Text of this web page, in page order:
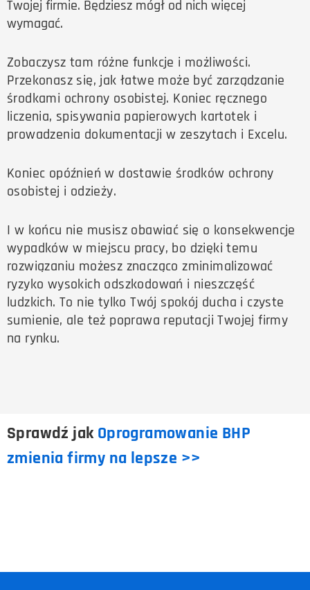
Twojej firmie. Będziesz mógł od nich więcej
wymagać.
Zobaczysz tam różne funkcje i możliwości.
Przekonasz się, jak łatwe może być zarządzanie
środkami ochrony osobistej. Koniec ręcznego
liczenia, spisywania papierowych kartotek i
prowadzenia dokumentacji w zeszytach i Excelu.
Koniec opóźnień w dostawie środków ochrony
osobistej i odzieży.
I w końcu nie musisz obawiać się o konsekwencje
wypadków w miejscu pracy, bo dzięki temu
rozwiązaniu możesz znacząco zminimalizować
ryzyko wysokich odszkodowań i nieszczęść
ludzkich. To nie tylko Twój spokój ducha i czyste
sumienie, ale też poprawa reputacji Twojej firmy
na rynku.
Sprawdź jak Oprogramowanie BHP
zmienia firmy na lepsze >>